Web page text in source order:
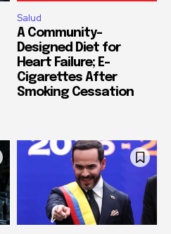
Salud
A Community-
Designed Diet for
Heart Failure; E-
Cigarettes After
Smoking Cessation